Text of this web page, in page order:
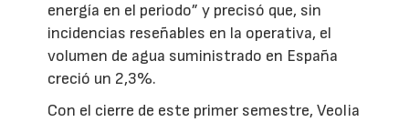
energía en el periodo” y precisó que, sin
incidencias reseñables en la operativa, el
volumen de agua suministrado en España
creció un 2,3%.
Con el cierre de este primer semestre, Veolia